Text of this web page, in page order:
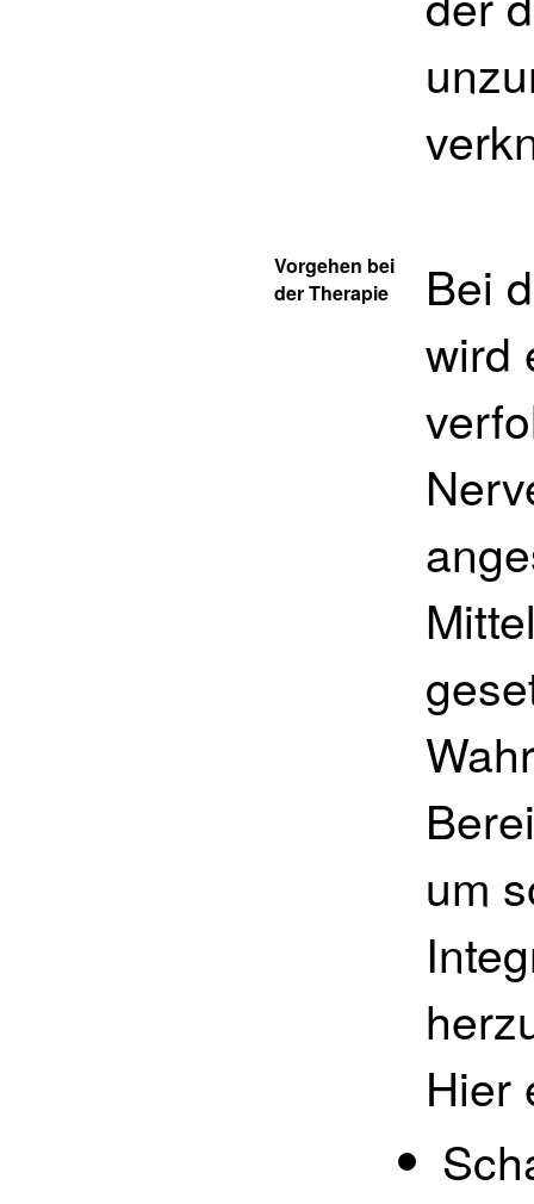
Vorgehen bei
der Therapie
Bei
wird
um
Hier